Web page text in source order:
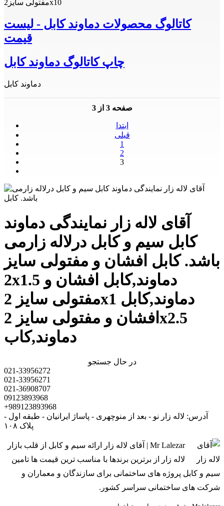
مفتولی سایز2x10
کاتالوگ محصولات دماوند کابل - لیست
قیمت
چاپ کاتالوگ دماوند کابل
دماوند کابل
صفحه 3 از 3
ابتدا
قبلی
1
2
3
آقای لاله زار نمایندگی دماوند
کابل سیم و کابل درلاله زارمی
باشد. کابل افشان و مفتولی سایز
2x1.5 دماوند,کابل افشان و
مفتولی سایز 2x1 دماوند,کابل
افشان و مفتولی سایز 2x2.5
دماوند,کاب
در حال جستجو
021-33956272
021-33956271
021-36908707
09123893968
+989123893968
آدرس: لاله زار نو - بعد از منوچهری - پاساژ ایرانیان - طبقه اول -
پلاک ۱۰۸
Mr Lalezar | آقای لاله زار ارائه سیم و کابل از قلب بازار
لاله زار از برترین برندها با مناسب ترین قیمت ها تامین
سیم و کابل پروژه های ساختمانی برای سازندگان و معماران و
شرکت های ساختمانی سراسر کشور.